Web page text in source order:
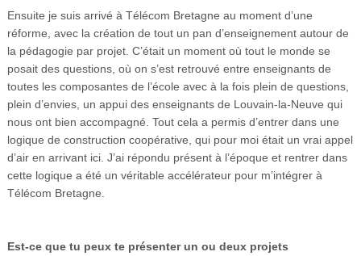
Ensuite je suis arrivé à Télécom Bretagne au moment d’une
réforme, avec la création de tout un pan d’enseignement autour de
la pédagogie par projet. C’était un moment où tout le monde se
posait des questions, où on s’est retrouvé entre enseignants de
toutes les composantes de l’école avec à la fois plein de questions,
plein d’envies, un appui des enseignants de Louvain-la-Neuve qui
nous ont bien accompagné. Tout cela a permis d’entrer dans une
logique de construction coopérative, qui pour moi était un vrai appel
d’air en arrivant ici. J’ai répondu présent à l’époque et rentrer dans
cette logique a été un véritable accélérateur pour m’intégrer à
Télécom Bretagne.
Est-ce que tu peux te présenter un ou deux projets